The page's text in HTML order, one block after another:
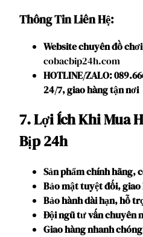
Thông Tin Liên Hệ:
Website chuyên đồ
cobacbip24h.com
HOTLINE/ZALO:
24/7, giao hàng tận nơi
7. Lợi Ích Khi Mua
Bịp 24h
Sản phẩm chính hãng,
Bảo mật tuyệt đối,
Bảo hành dài hạn, hỗ
Đội ngũ tư vấn chuyên
Giao hàng nhanh